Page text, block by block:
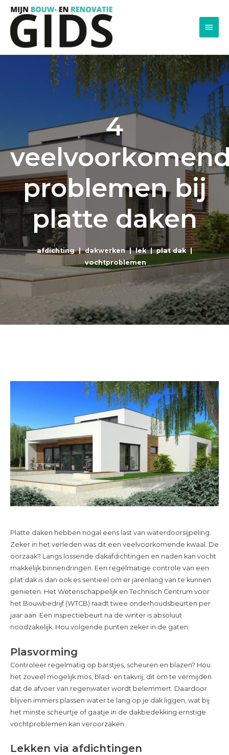
4
problemen bij
platte daken
afdichting|dakwerken|lek|plat dak|
vochtproblemen
Platte daken hebben nogal eens last van waterdoorsijpeling.
Zeker in het verleden was dit een veelvoorkomende kwaal. De
oorzaak? Langs lossende dakafdichtingen en naden kan vocht
makkelijk binnendringen. Een regelmatige controle van een
plat dak is dan ook es sentieel om er jarenlang van te kunnen
genieten. Het Wetenschappelijk en Technisch Centrum voor
het Bouwbedrijf (WTCB) raadt twee onderhoudsbeurten per
jaar aan. Een inspectiebeurt na de winter is absoluut
noodzakelijk. Hou volgende punten zeker in de gaten:
Plasvorming
Controleer regelmatig op barstjes, scheuren en blazen? Hou
het zoveel mogelijk mos, blad- en takvrij, dit om te vermijden
dat de afvoer van regenwater wordt belemmert. Daardoor
blijven immers plassen water te lang op je dak liggen, wat bij
het minste scheurtje of gaatje in de dakbedekking ernstige
vochtproblemen kan veroorzaken.
Lekken via afdichtingen